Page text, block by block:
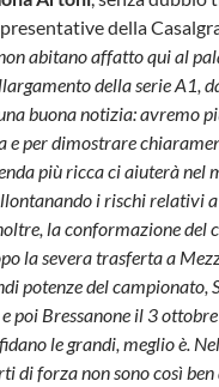
della
abitano affatto qui al
della serie A1,
buona notizia: avremo
e per dimostrare
più ricca ci aiuterà nel
i rischi relativi
la conformazione del
la severa trasferta a
potenze del campionato,
poi Bressanone il 3
le grandi, meglio è.
di forza non sono così